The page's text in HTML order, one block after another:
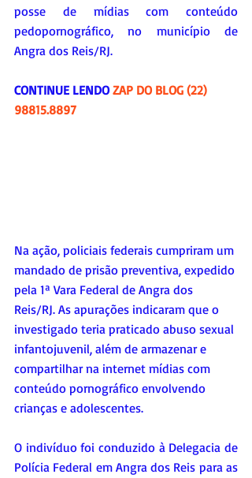
posse de mídias com conteúdo
pedopornográfico, no município de
Angra dos Reis/RJ.
CONTINUE LENDO ZAP DO BLOG (22)
98815.8897
Na ação, policiais federais cumpriram um
mandado de prisão preventiva, expedido
pela 1ª Vara Federal de Angra dos
Reis/RJ. As apurações indicaram que o
investigado teria praticado abuso sexual
infantojuvenil, além de armazenar e
compartilhar na internet mídias com
conteúdo pornográfico envolvendo
crianças e adolescentes.
O indivíduo foi conduzido à Delegacia de
Polícia Federal em Angra dos Reis para as